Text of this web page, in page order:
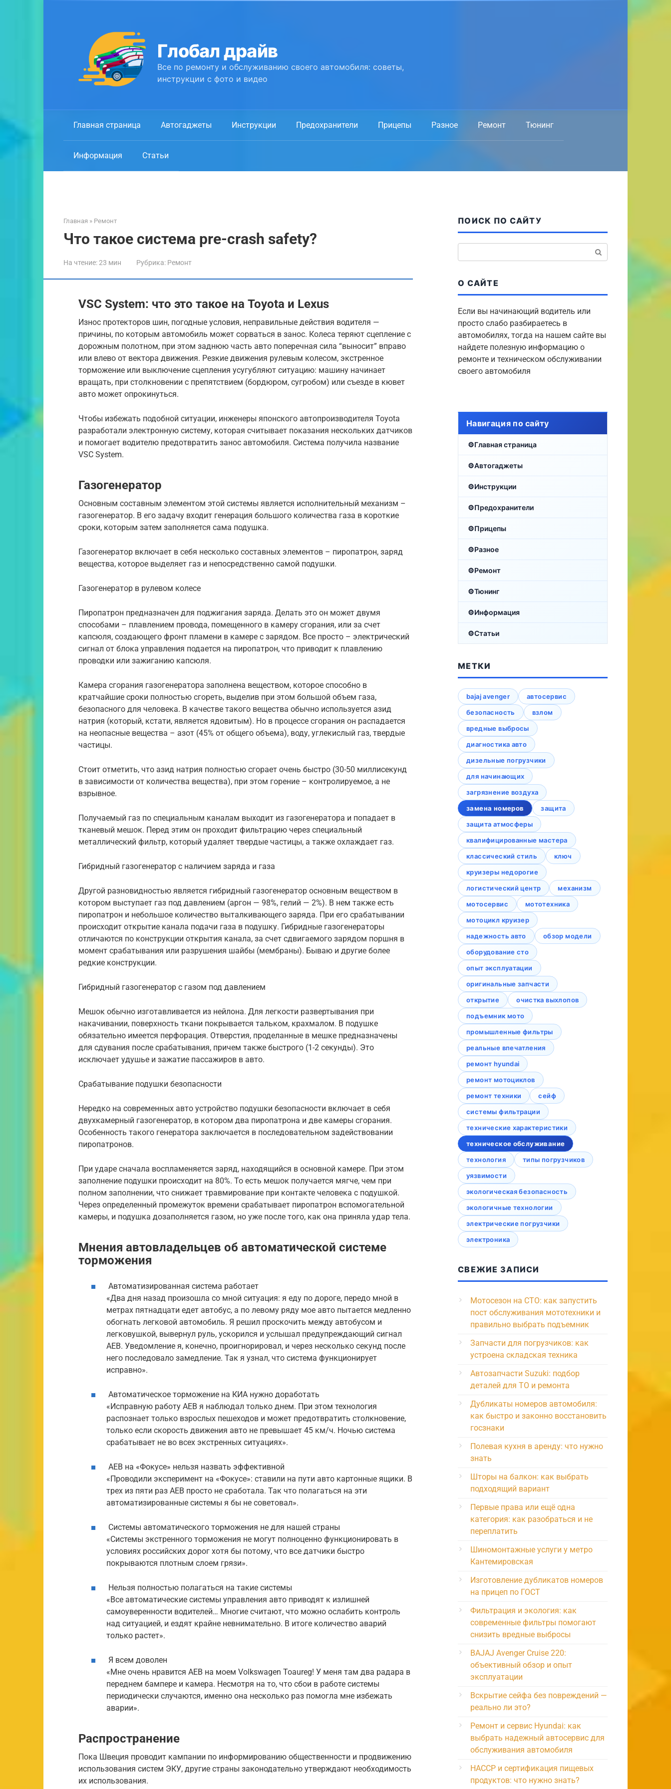
Глобал драйв
Все по ремонту и обслуживанию своего автомобиля: советы,
инструкции с фото и видео
Главная страница Автогаджеты Инструкции Предохранители Прицепы Разное Ремонт Тюнинг
Информация Статьи
Главная » Ремонт
Что такое система pre-crash safety?
На чтение:23 мин Рубрика: Ремонт
VSC System: что это такое на Toyota и Lexus
Износ протекторов шин, погодные условия, неправильные действия водителя —
причины, по которым автомобиль может сорваться в занос. Колеса теряют сцепление с
дорожным полотном, при этом заднюю часть авто поперечная сила “выносит” вправо
или влево от вектора движения. Резкие движения рулевым колесом, экстренное
торможение или выключение сцепления усугубляют ситуацию: машину начинает
вращать, при столкновении с препятствием (бордюром, сугробом) или съезде в кювет
авто может опрокинуться.
Чтобы избежать подобной ситуации, инженеры японского автопроизводителя Toyota
разработали электронную систему, которая считывает показания нескольких датчиков
и помогает водителю предотвратить занос автомобиля. Система получила название
VSC System.
Газогенератор
Основным составным элементом этой системы является исполнительный механизм –
газогенератор. В его задачу входит генерация большого количества газа в короткие
сроки, которым затем заполняется сама подушка.
Газогенератор включает в себя несколько составных элементов – пиропатрон, заряд
вещества, которое выделяет газ и непосредственно самой подушки.
Газогенератор в рулевом колесе
Пиропатрон предназначен для поджигания заряда. Делать это он может двумя
способами – плавлением провода, помещенного в камеру сгорания, или за счет
капсюля, создающего фронт пламени в камере с зарядом. Все просто – электрический
сигнал от блока управления подается на пиропатрон, что приводит к плавлению
проводки или зажиганию капсюля.
Камера сгорания газогенератора заполнена веществом, которое способно в
кратчайшие сроки полностью сгореть, выделив при этом большой объем газа,
безопасного для человека. В качестве такого вещества обычно используется азид
натрия (который, кстати, является ядовитым). Но в процессе сгорания он распадается
на неопасные вещества – азот (45% от общего объема), воду, углекислый газ, твердые
частицы.
Стоит отметить, что азид натрия полностью сгорает очень быстро (30-50 миллисекунд
в зависимости от количества вещества), при этом горение – контролируемое, а не
взрывное.
Получаемый газ по специальным каналам выходит из газогенератора и попадает в
тканевый мешок. Перед этим он проходит фильтрацию через специальный
металлический фильтр, который удаляет твердые частицы, а также охлаждает газ.
Гибридный газогенератор с наличием заряда и газа
Другой разновидностью является гибридный газогенератор основным веществом в
котором выступает газ под давлением (аргон — 98%, гелий — 2%). В нем также есть
пиропатрон и небольшое количество выталкивающего заряда. При его срабатывании
происходит открытие канала подачи газа в подушку. Гибридные газогенераторы
отличаются по конструкции открытия канала, за счет сдвигаемого зарядом поршня в
момент срабатывания или разрушения шайбы (мембраны). Бываю и другие более
редкие конструкции.
Гибридный газогенератор с газом под давлением
Мешок обычно изготавливается из нейлона. Для легкости развертывания при
накачивании, поверхность ткани покрывается тальком, крахмалом. В подушке
обязательно имеется перфорация. Отверстия, проделанные в мешке предназначены
для сдувания после срабатывания, причем также быстрого (1-2 секунды). Это
исключает удушье и зажатие пассажиров в авто.
Срабатывание подушки безопасности
Нередко на современных авто устройство подушки безопасности включает в себя
двухкамерный газогенератор, в котором два пиропатрона и две камеры сгорания.
Особенность такого генератора заключается в последовательном задействовании
пиропатронов.
При ударе сначала воспламеняется заряд, находящийся в основной камере. При этом
заполнение подушки происходит на 80%. То есть мешок получается мягче, чем при
полном заполнении, что снижает травмирование при контакте человека с подушкой.
Через определенный промежуток времени срабатывает пиропатрон вспомогательной
камеры, и подушка дозаполняется газом, но уже после того, как она приняла удар тела.
Мнения автовладельцев об автоматической системе
торможения
Автоматизированная система работает
«Два дня назад произошла со мной ситуация: я еду по дороге, передо мной в
метрах пятнадцати едет автобус, а по левому ряду мое авто пытается медленно
обогнать легковой автомобиль. Я решил проскочить между автобусом и
легковушкой, вывернул руль, ускорился и услышал предупреждающий сигнал
AEB. Уведомление я, конечно, проигнорировал, и через несколько секунд после
него последовало замедление. Так я узнал, что система функционирует
исправно».
Автоматическое торможение на КИА нужно доработать
«Исправную работу AEB я наблюдал только днем. При этом технология
распознает только взрослых пешеходов и может предотвратить столкновение,
только если скорость движения авто не превышает 45 км/ч. Ночью система
срабатывает не во всех экстренных ситуациях».
AEB на «Фокусе» нельзя назвать эффективной
«Проводили эксперимент на «Фокусе»: ставили на пути авто картонные ящики. В
трех из пяти раз AEB просто не сработала. Так что полагаться на эти
автоматизированные системы я бы не советовал».
Системы автоматического торможения не для нашей страны
«Системы экстренного торможения не могут полноценно функционировать в
условиях российских дорог хотя бы потому, что все датчики быстро
покрываются плотным слоем грязи».
Нельзя полностью полагаться на такие системы
«Все автоматические системы управления авто приводят к излишней
самоуверенности водителей… Многие считают, что можно ослабить контроль
над ситуацией, и ездят крайне невнимательно. В итоге количество аварий
только растет».
Я всем доволен
«Мне очень нравится AEB на моем Volkswagen Toaureg! У меня там два радара в
переднем бампере и камера. Несмотря на то, что сбои в работе системы
периодически случаются, именно она несколько раз помогла мне избежать
аварии».
Распространение
Пока Швеция проводит кампании по информированию общественности и продвижению
использования систем ЭКУ, другие страны законодательно утверждают необходимость
их использования.
ПОИСК ПО САЙТУ
О САЙТЕ
Если вы начинающий водитель или
просто слабо разбираетесь в
автомобилях, тогда на нашем сайте вы
найдете полезную информацию о
ремонте и техническом обслуживании
своего автомобиля
Навигация по сайту
Главная страница
Автогаджеты
Инструкции
Предохранители
Прицепы
Разное
Ремонт
Тюнинг
Информация
Статьи
МЕТКИ
bajaj avenger
автосервис
безопасность
взлом
вредные выбросы
диагностика авто
дизельные погрузчики
для начинающих
загрязнение воздуха
замена номеров
защита
защита атмосферы
квалифицированные мастера
классический стиль
ключ
круизеры недорогие
логистический центр
механизм
мотосервис
мототехника
мотоцикл круизер
надежность авто
обзор модели
оборудование сто
опыт эксплуатации
оригинальные запчасти
открытие
очистка выхлопов
подъемник мото
промышленные фильтры
реальные впечатления
ремонт hyundai
ремонт мотоциклов
ремонт техники
сейф
системы фильтрации
технические характеристики
техническое обслуживание
технология
типы погрузчиков
уязвимости
экологическая безопасность
экологичные технологии
электрические погрузчики
электроника
СВЕЖИЕ ЗАПИСИ
Мотосезон на СТО: как запустить
пост обслуживания мототехники и
правильно выбрать подъемник
Запчасти для погрузчиков: как
устроена складская техника
Автозапчасти Suzuki: подбор
деталей для ТО и ремонта
Дубликаты номеров автомобиля:
как быстро и законно восстановить
госзнаки
Полевая кухня в аренду: что нужно
знать
Шторы на балкон: как выбрать
подходящий вариант
Первые права или ещё одна
категория: как разобраться и не
переплатить
Шиномонтажные услуги у метро
Кантемировская
Изготовление дубликатов номеров
на прицеп по ГОСТ
Фильтрация и экология: как
современные фильтры помогают
снизить вредные выбросы
BAJAJ Avenger Cruise 220:
объективный обзор и опыт
эксплуатации
Вскрытие сейфа без повреждений —
реально ли это?
Ремонт и сервис Hyundai: как
выбрать надежный автосервис для
обслуживания автомобиля
HACCP и сертификация пищевых
продуктов: что нужно знать?